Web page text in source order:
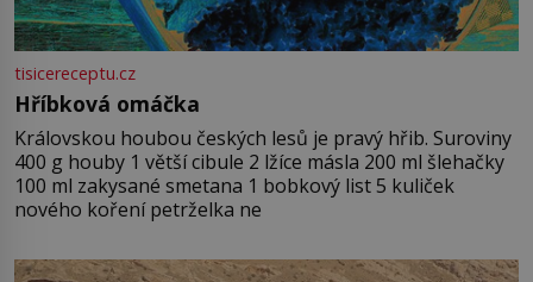
tisicereceptu.cz
Hříbková omáčka
Královskou houbou českých lesů je pravý hřib. Suroviny
400 g houby 1 větší cibule 2 lžíce másla 200 ml šlehačky
100 ml zakysané smetana 1 bobkový list 5 kuliček
nového koření petrželka ne